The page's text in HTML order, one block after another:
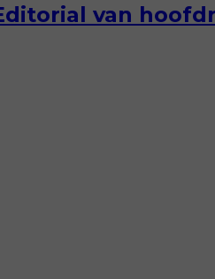
van